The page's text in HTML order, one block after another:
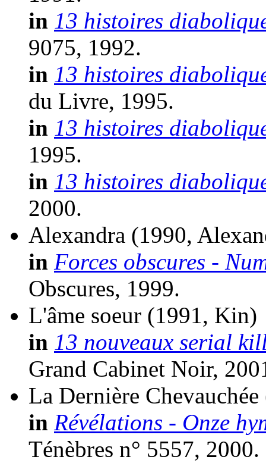
in 13 histoires
9075, 1992.
in 13 histoires
du Livre, 1995.
in 13 histoires
1995.
in 13 histoires
2000.
Alexandra (1990,
in Forces obscures -
Obscures, 1999.
L'âme soeur (1991, Kin)
in 13 nouveaux serial
Grand Cabinet Noir,
La Dernière Chevauchée
in Révélations - Onze
Ténèbres n° 5557, 2000.